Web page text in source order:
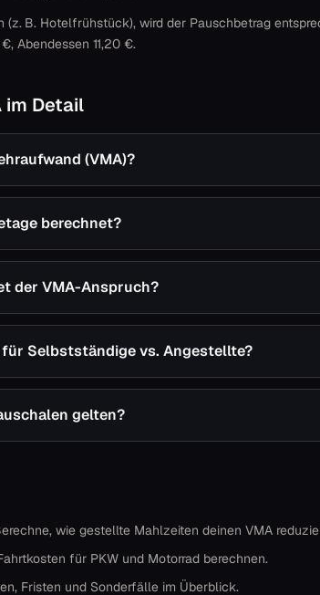
(z. B. Hotelfrühstück), wird der Pauschbetrag
Abendessen 11,20 €.
im Detail
(VMA)?
berechnet?
der VMA-Anspruch?
Selbstständige vs. Angestellte?
gelten?
wie gestellte Mahlzeiten deinen VMA
für PKW und Motorrad berechnen.
Fristen und Sonderfälle im Überblick.